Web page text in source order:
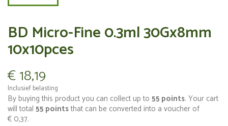
BD Micro-Fine 0.3ml 30Gx8mm
10x10pces
€ 18,19
Inclusief belasting
By buying this product you can collect up to 55 points. Your cart
will total 55 pointsthat can be converted into a voucher of
€ 0,37.